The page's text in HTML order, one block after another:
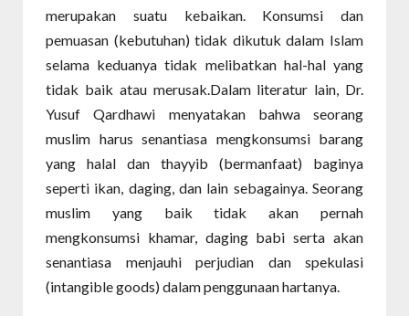
merupakan suatu kebaikan. Konsumsi dan
pemuasan (kebutuhan) tidak dikutuk dalam Islam
selama keduanya tidak melibatkan hal-hal yang
tidak baik atau merusak.Dalam literatur lain, Dr.
Yusuf Qardhawi menyatakan bahwa seorang
muslim harus senantiasa mengkonsumsi barang
yang halal dan thayyib (bermanfaat) baginya
seperti ikan, daging, dan lain sebagainya. Seorang
muslim yang baik tidak akan pernah
mengkonsumsi khamar, daging babi serta akan
senantiasa menjauhi perjudian dan spekulasi
(intangible goods) dalam penggunaan hartanya.